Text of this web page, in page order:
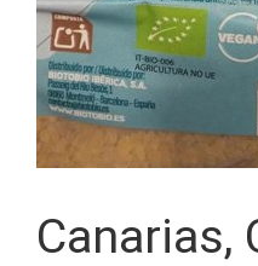
Canarias,